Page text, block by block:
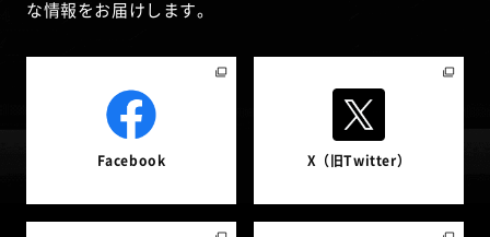
な情報をお届けします。
Facebook X（旧Twitter）